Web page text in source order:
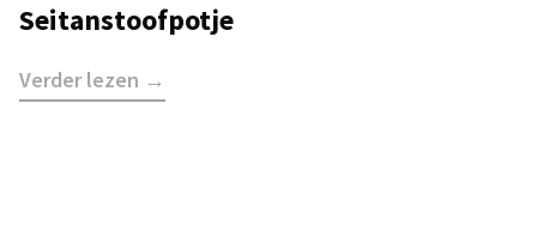
Seitanstoofpotje
Verder lezen →